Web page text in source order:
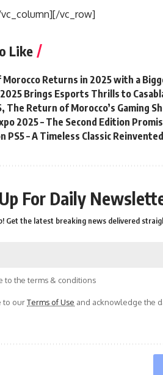
vc_row]
Like
Returns in 2025 with a
Brings Esports Thrills to
The Return of Morocco’s Gaming
2025 – The Second Edition
PS5 – A Timeless Classic
For Daily
Get the latest breaking news delivered
to the terms & conditions
to ourTerms of Use and acknowledge the